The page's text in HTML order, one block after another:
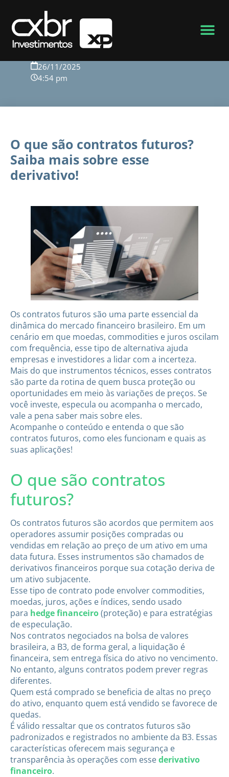
Voltar para o blog
26/11/2025
4:54 pm
O que são contratos futuros?
Saiba mais sobre esse
derivativo!
Os contratos futuros são uma parte essencial da
dinâmica do mercado financeiro brasileiro. Em um
cenário em que moedas, commodities e juros oscilam
com frequência, esse tipo de alternativa ajuda
empresas e investidores a lidar com a incerteza.
Mais do que instrumentos técnicos, esses contratos
são parte da rotina de quem busca proteção ou
oportunidades em meio às variações de preços. Se
você investe, especula ou acompanha o mercado,
vale a pena saber mais sobre eles.
Acompanhe o conteúdo e entenda o que são
contratos futuros, como eles funcionam e quais as
suas aplicações!
O que são contratos
futuros?
Os contratos futuros são acordos que permitem aos
operadores assumir posições compradas ou
vendidas em relação ao preço de um ativo em uma
data futura. Esses instrumentos são chamados de
derivativos financeiros porque sua cotação deriva de
um ativo subjacente.
Esse tipo de contrato pode envolver commodities,
moedas, juros, ações e índices, sendo usado
para hedge financeiro(proteção) e para estratégias
de especulação.
Nos contratos negociados na bolsa de valores
brasileira, a B3, de forma geral, a liquidação é
financeira, sem entrega física do ativo no vencimento.
No entanto, alguns contratos podem prever regras
diferentes.
Quem está comprado se beneficia de altas no preço
do ativo, enquanto quem está vendido se favorece de
quedas.
É válido ressaltar que os contratos futuros são
padronizados e registrados no ambiente da B3. Essas
características oferecem mais segurança e
transparência às operações com essederivativo
financeiro.